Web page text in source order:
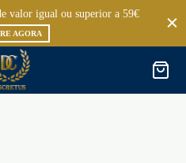
valor igual ou superior a 59€
AGORA